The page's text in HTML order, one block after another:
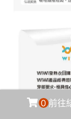
0 前往